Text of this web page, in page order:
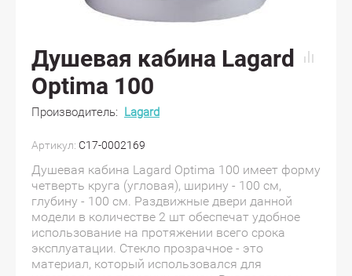
Душевая кабина Lagard
Optima 100
Производитель: Lagard
Артикул: С17-0002169
Душевая кабина Lagard Optima 100 имеет форму
четверть круга (угловая), ширину - 100 см,
глубину - 100 см. Раздвижные двери данной
модели в количестве 2 шт обеспечат удобное
использование на протяжении всего срока
эксплуатации. Стекло прозрачное - это
материал, который использовался для